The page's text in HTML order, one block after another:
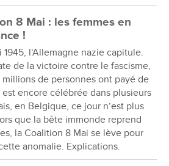
8 Mai : les femmes en
!
1945, l’Allemagne nazie capitule.
de la victoire contre le fascisme,
millions de personnes ont payé de
encore célébrée dans plusieurs
en Belgique, ce jour n’est plus
que la bête immonde reprend
la Coalition 8 Mai se lève pour
anomalie. Explications.